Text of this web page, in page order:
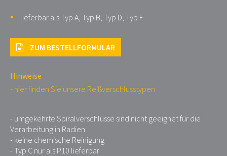
lieferbar als Typ A, Typ B, Typ D, Typ F
ZUM BESTELLFORMULAR
Hinweise
- hier finden Sie unsere Reißverschlusstypen
- umgekehrte Spiralverschlüsse sind nicht geeignet für die
Verarbeitung in Radien
- keine chemische Reinigung
- Typ C nur als P10 lieferbar